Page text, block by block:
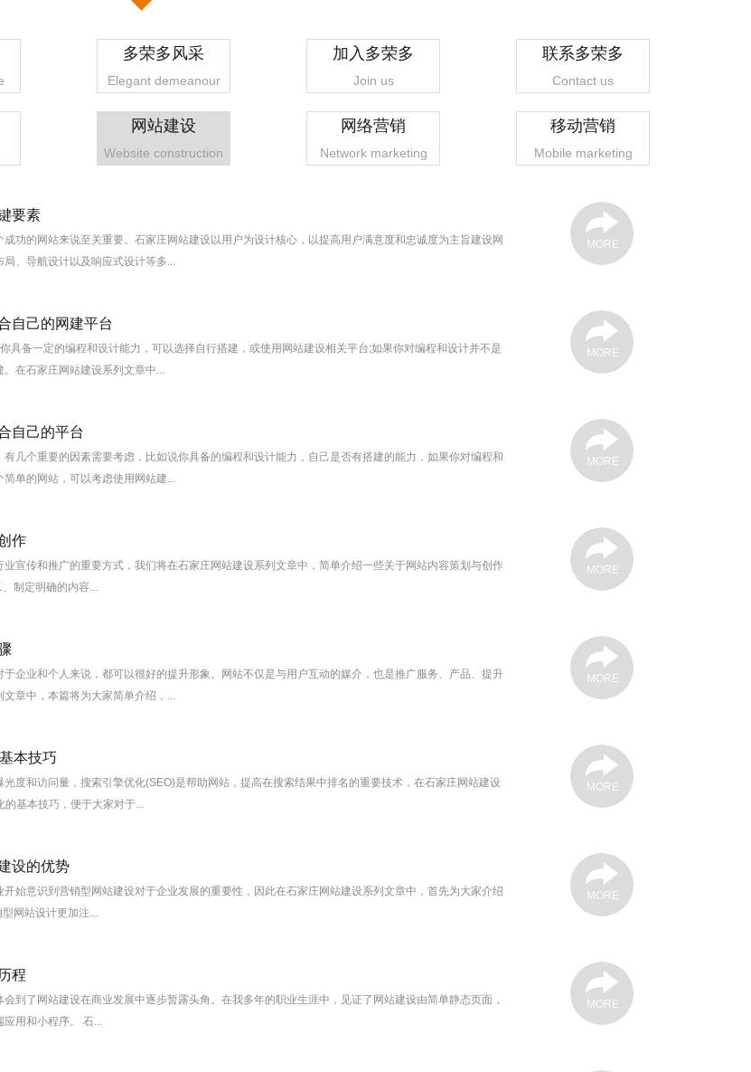
1 2
多荣多风采
Elegant demeanour
加入多荣多
Join us
联系多荣多
Contact us
网站建设
Website construction
网络营销
Network marketing
移动营销
Mobile marketing
要素
功的网站来说至关重要。石家庄网站建设以用户为设计核心，以提高用户满意度和忠诚度为主旨建设网
、导航设计以及响应式设计等多...
MORE
自己的网建平台
具备一定的编程和设计能力，可以选择自行搭建，或使用网站建设相关平台;如果你对编程和设计并不是
在石家庄网站建设系列文章中...
MORE
自己的平台
几个重要的因素需要考虑，比如说你具备的编程和设计能力，自己是否有搭建的能力，如果你对编程和
单的网站，可以考虑使用网站建...
MORE
作
宣传和推广的重要方式，我们将在石家庄网站建设系列文章中，简单介绍一些关于网站内容策划与创作
制定明确的内容...
MORE
企业和个人来说，都可以很好的提升形象。网站不仅是与用户互动的媒介，也是推广服务、产品、提升
章中，本篇将为大家简单介绍，...
MORE
本技巧
度和访问量，搜索引擎优化(SEO)是帮助网站，提高在搜索结果中排名的重要技术，在石家庄网站建设
的基本技巧，便于大家对于...
MORE
设的优势
始意识到营销型网站建设对于企业发展的重要性，因此在石家庄网站建设系列文章中，首先为大家介绍
网站设计更加注...
MORE
程
到了网站建设在商业发展中逐步暂露头角。在我多年的职业生涯中，见证了网站建设由简单静态页面，
用和小程序。 石...
MORE